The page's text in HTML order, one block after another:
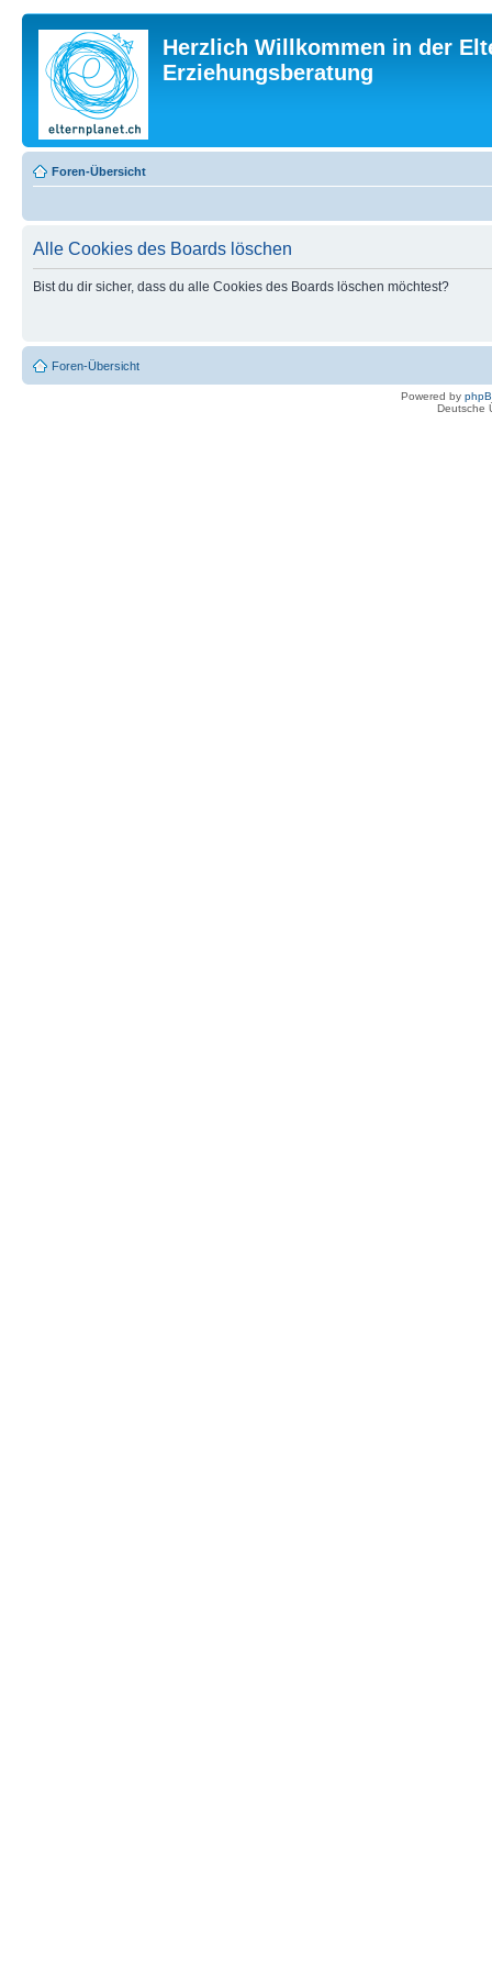
Herzlich Willkommen in der
Erziehungsberatung
Foren-Übersicht
Alle Cookies des Boards löschen
Bist du dir sicher, dass du alle Cookies des Boards löschen möchtest?
Foren-Übersicht
Powered by
Deutsche